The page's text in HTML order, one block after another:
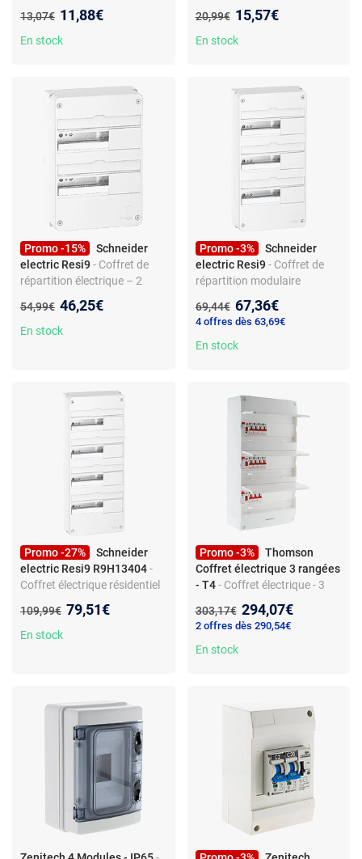
étiquette
Ancien prix :
13,07€ Nouveau prix :
11,88€
En stock
Entrées pré-découpées
Ancien prix :
20,99€ Nouveau prix :
15,57€
En stock
Promo -15%
Schneider
electric Resi9- Coffret de
répartition électrique – 2
– non pré-câblé – sans
bornes automatiques
Ancien prix :
54,99€ Nouveau prix :
46,25€
En stock
Promo -3%
Schneider
electric Resi9 - Coffret de
répartition modulaire
borniers phase, neutre et
terre inclus - rails DIN et
obturateurs
Ancien prix :
69,44€ Nouveau prix :
67,36€
4 offres dès 63,69€
En stock
Promo -27%
Schneider
electric Resi9 R9H13404-
Coffret électrique résidentiel
rangée - IP40 - Sans pré-
câblage - Rails DIN inclus -
Ancien prix :
109,99€ Nouveau prix :
79,51€
En stock
Promo -3%
Thomson
Coffret électrique 3 rangées
- T4 - Coffret électrique - 3
disjoncteurs - 3 interrupteurs
différentiels
Ancien prix :
303,17€ Nouveau prix :
294,07€
2 offres dès 290,54€
En stock